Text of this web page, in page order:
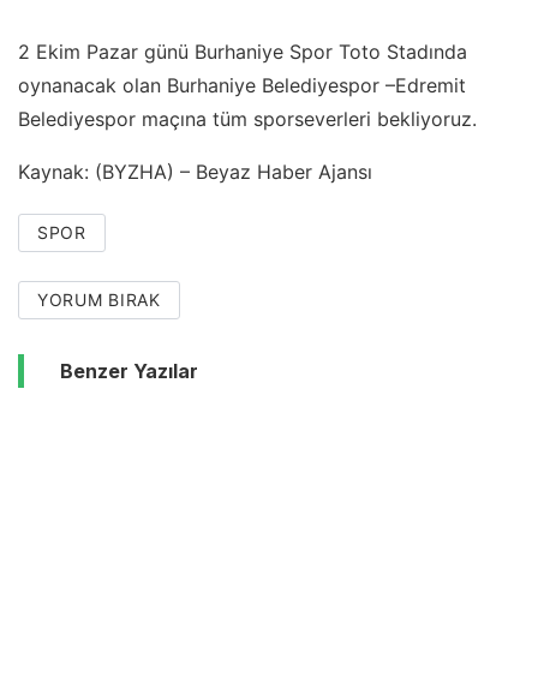
2 Ekim Pazar günü Burhaniye Spor Toto Stadında
oynanacak olan Burhaniye Belediyespor –Edremit
Belediyespor maçına tüm sporseverleri bekliyoruz.
Kaynak: (BYZHA) – Beyaz Haber Ajansı
SPOR
YORUM BIRAK
Benzer Yazılar